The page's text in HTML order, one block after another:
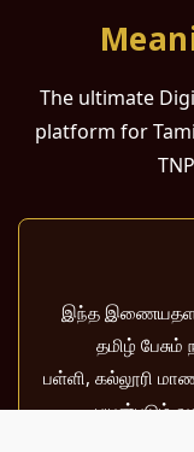
The ultimate
platform for
இந்த இணையதளம்
தமிழ்
பள்ளி, கல்லூரி
பயன்படும்